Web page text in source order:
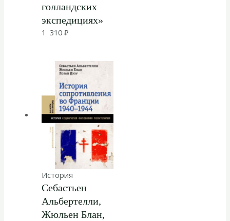
голландских
экспедициях»
1 310 ₽
История
Себастьен
Альбертелли,
Жюльен Блан,